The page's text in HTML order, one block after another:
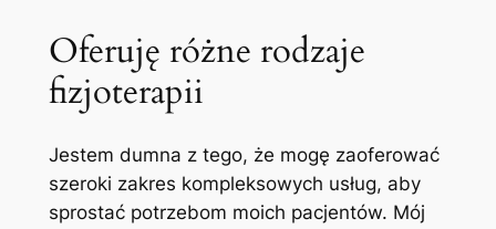
Oferuję różne rodzaje
fizjoterapii
Jestem dumna z tego, że mogę zaoferować
szeroki zakres kompleksowych usług, aby
sprostać potrzebom moich pacjentów. Mój